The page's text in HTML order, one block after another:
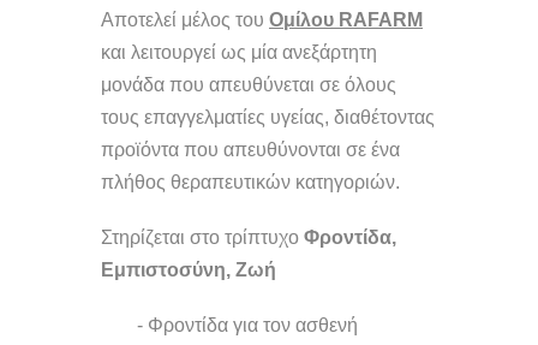
Αποτελεί μέλος του Ομίλου RAFARM
και λειτουργεί ως μία ανεξάρτητη
μονάδα που απευθύνεται σε όλους
τους επαγγελματίες υγείας, διαθέτοντας
προϊόντα που απευθύνονται σε ένα
πλήθος θεραπευτικών κατηγοριών.
Στηρίζεται στο τρίπτυχο Φροντίδα,
Εμπιστοσύνη, Ζωή
- Φροντίδα για τον ασθενή